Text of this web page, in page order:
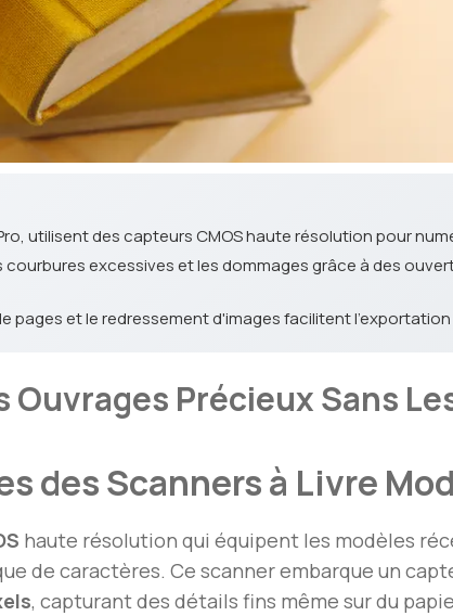
utilisent des capteurs CMOS haute résolution pour
courbures excessives et les dommages grâce à des
et le redressement d'images facilitent
Ouvrages Précieux Sans
des Scanners à Livre
haute résolution qui équipent les modèles
de caractères. Ce scanner embarque un
, capturant des détails fins même sur du